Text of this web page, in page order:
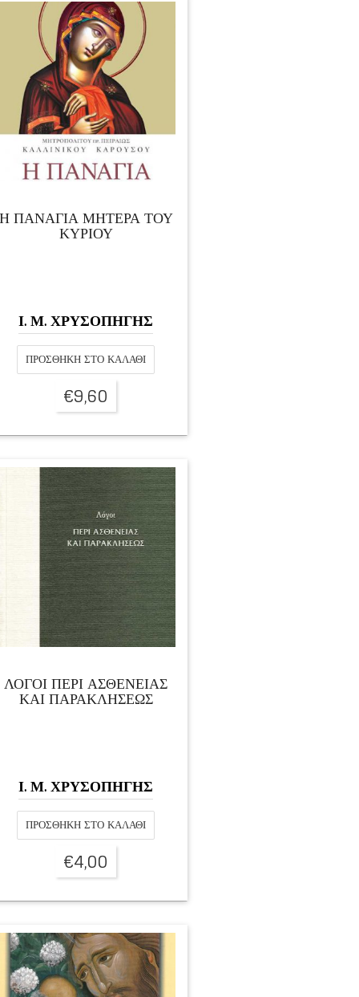
ΠΑΝΑΓΙΑ ΜΗΤΕΡΑ ΤΟΥ
ΚΥΡΙΟΥ
Ι. Μ. ΧΡΥΣΟΠΗΓΗΣ
ΠΡΟΣΘΉΚΗ ΣΤΟ ΚΑΛΆΘΙ
€9,60
ΛΟΓΟΙ ΠΕΡΙ ΑΣΘΕΝΕΙΑΣ
ΚΑΙ ΠΑΡΑΚΛΗΣΕΩΣ
Ι. Μ. ΧΡΥΣΟΠΗΓΗΣ
ΠΡΟΣΘΉΚΗ ΣΤΟ ΚΑΛΆΘΙ
€4,00